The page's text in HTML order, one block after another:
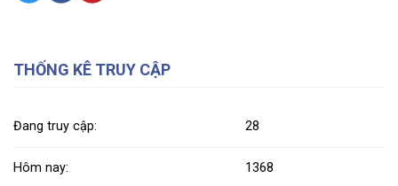
THỐNG KÊ TRUY CẬP
Đang truy cập: 28
Hôm nay: 1368